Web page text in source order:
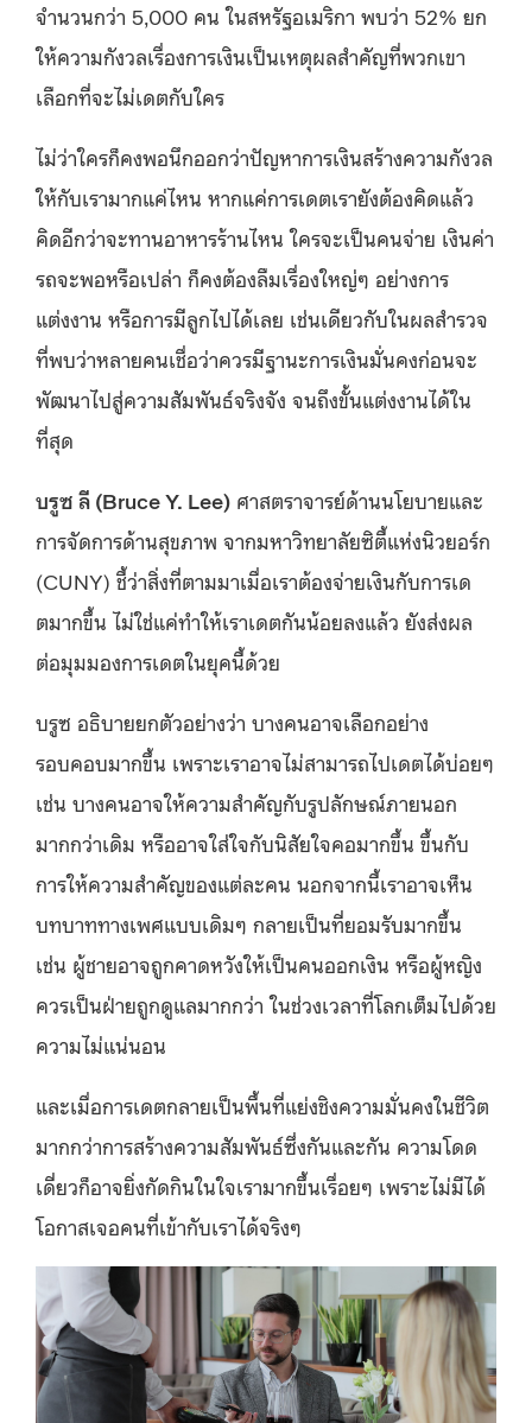
จำนวนกว่า 5,000 คน ในสหรัฐอเมริกา พบว่า 52% ยก
ให้ความกังวลเรื่องการเงินเป็นเหตุผลสำคัญที่พวกเขา
เลือกที่จะไม่เดตกับใคร
ไม่ว่าใครก็คงพอนึกออกว่าปัญหาการเงินสร้างความกังวล
ให้กับเรามากแค่ไหน หากแค่การเดตเรายังต้องคิดแล้ว
คิดอีกว่าจะทานอาหารร้านไหน ใครจะเป็นคนจ่าย เงินค่า
รถจะพอหรือเปล่า ก็คงต้องลืมเรื่องใหญ่ๆ อย่างการ
แต่งงาน หรือการมีลูกไปได้เลย เช่นเดียวกับในผลสำรวจ
ที่พบว่าหลายคนเชื่อว่าควรมีฐานะการเงินมั่นคงก่อนจะ
พัฒนาไปสู่ความสัมพันธ์จริงจัง จนถึงขั้นแต่งงานได้ใน
ที่สุด
บรูซ ลี (Bruce Y. Lee) ศาสตราจารย์ด้านนโยบายและ
การจัดการด้านสุขภาพ จากมหาวิทยาลัยซิตี้แห่งนิวยอร์ก
(CUNY) ชี้ว่าสิ่งที่ตามมาเมื่อเราต้องจ่ายเงินกับการเด
ตมากขึ้น ไม่ใช่แค่ทำให้เราเดตกันน้อยลงแล้ว ยังส่งผล
ต่อมุมมองการเดตในยุคนี้ด้วย
บรูซ อธิบายยกตัวอย่างว่า บางคนอาจเลือกอย่าง
รอบคอบมากขึ้น เพราะเราอาจไม่สามารถไปเดตได้บ่อยๆ
เช่น บางคนอาจให้ความสำคัญกับรูปลักษณ์ภายนอก
มากกว่าเดิม หรืออาจใส่ใจกับนิสัยใจคอมากขึ้น ขึ้นกับ
การให้ความสำคัญของแต่ละคน นอกจากนี้เราอาจเห็น
บทบาททางเพศแบบเดิมๆ กลายเป็นที่ยอมรับมากขึ้น
เช่น ผู้ชายอาจถูกคาดหวังให้เป็นคนออกเงิน หรือผู้หญิง
ควรเป็นฝ่ายถูกดูแลมากกว่า ในช่วงเวลาที่โลกเต็มไปด้วย
ความไม่แน่นอน
และเมื่อการเดตกลายเป็นพื้นที่แย่งชิงความมั่นคงในชีวิต
มากกว่าการสร้างความสัมพันธ์ซึ่งกันและกัน ความโดด
เดี่ยวก็อาจยิ่งกัดกินในใจเรามากขึ้นเรื่อยๆ เพราะไม่มีได้
โอกาสเจอคนที่เข้ากับเราได้จริงๆ